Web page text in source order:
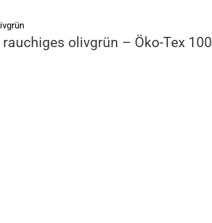
olivgrün – Öko-Tex 100